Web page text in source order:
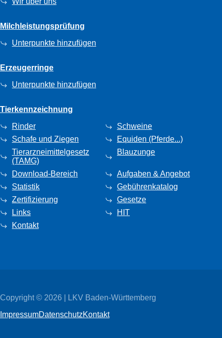
Milchleistungsprüfung
Unterpunkte hinzufügen
Erzeugerringe
Unterpunkte hinzufügen
Tierkennzeichnung
Rinder
Schweine
Schafe und Ziegen
Equiden (Pferde...)
Tierarzneimittelgesetz
(TAMG)
Blauzunge
Download-Bereich
Aufgaben & Angebot
Statistik
Gebührenkatalog
Zertifizierung
Gesetze
Links
HIT
Kontakt
Copyright © 2026 | LKV Baden-Württemberg
ImpressumDatenschutzKontakt